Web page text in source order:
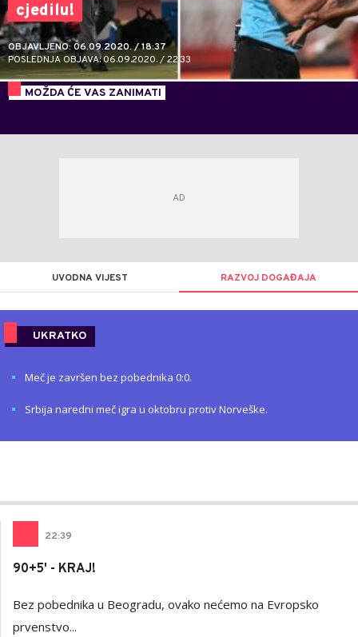
cjedilu!
OBJAVLJENO: 06.09.2020. / 18:37
POSLEDNJA OBJAVA: 06.09.2020. / 22:33
MOŽDA ĆE VAS ZANIMATI
UVODNA VIJEST RAZVOJ DOGAĐAJA
22:39
90+5' - KRAJ!
Bez pobednika u Beogradu, ovako nećemo na Evropsko
prvenstvo...
UKRATKO
Meč je završen bez pobednika 0:0.
Srbija naredni meč igra u oktobru protiv Norveške.